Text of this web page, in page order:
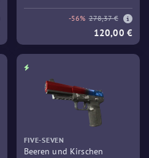
-56% 278,37 €
120,00 €
FIVE-SEVEN
Beeren und Kirschen